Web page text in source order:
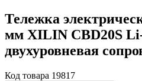
Тележка
мм XILIN CBD20S
двухуровневая
Код товара 19817